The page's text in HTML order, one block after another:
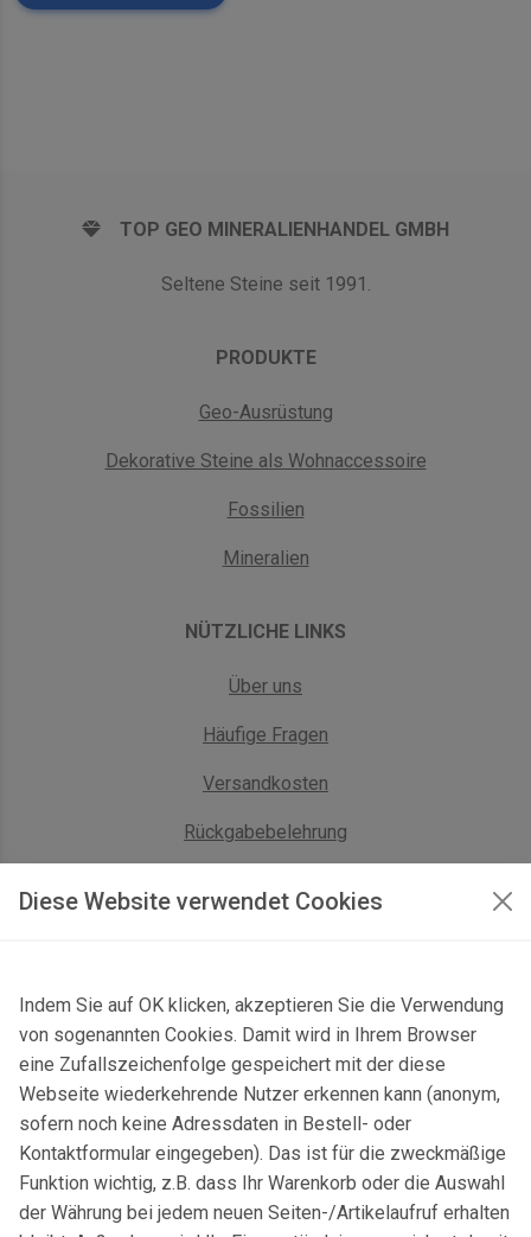
Diese Website verwendet Cookies
Indem Sie auf OK klicken, akzeptieren Sie die Verwendung
von sogenannten Cookies. Damit wird in Ihrem Browser
eine Zufallszeichenfolge gespeichert mit der diese
Webseite wiederkehrende Nutzer erkennen kann (anonym,
sofern noch keine Adressdaten in Bestell- oder
Kontaktformular eingegeben). Das ist für die zweckmäßige
Funktion wichtig, z.B. dass Ihr Warenkorb oder die Auswahl
der Währung bei jedem neuen Seiten-/Artikelaufruf erhalten
TOP GEO MINERALIENHANDEL GMBH
Seltene Steine seit 1991.
PRODUKTE
Geo-Ausrüstung
Dekorative Steine als Wohnaccessoire
Fossilien
Mineralien
NÜTZLICHE LINKS
Über uns
Häufige Fragen
Versandkosten
Rückgabebelehrung
Kontaktformular & Anfahrt
Gersbach 10, 74589 Satteldorf, Deutschland
mail@topgeo.com
+49 7950 1345